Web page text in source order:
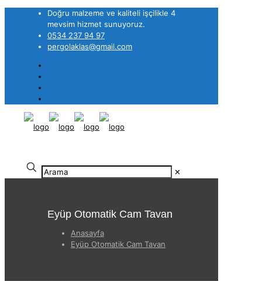
Doğru malzeme ve kaliteli işçilikle 4
mevsim hizmet sunuyoruz.
0534 237 94 97
pergolaklas@gmail.com
✕
Eyüp Otomatik Cam Tavan
Anasayfa
Eyüp Otomatik Cam Tavan